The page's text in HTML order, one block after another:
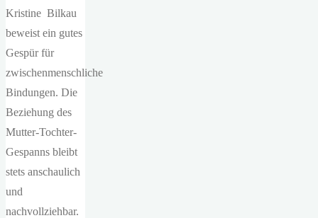
Kristine Bilkau
beweist ein gutes
Gespür für
zwischenmenschliche
Bindungen. Die
Beziehung des
Mutter-Tochter-
Gespanns bleibt
stets anschaulich
und
nachvollziehbar.